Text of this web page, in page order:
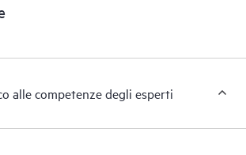
reciproca di tali prodotti. Con i nuovi
una richiesta di supporto, nonché accedere
è possibile accedere a risorse HPE utili
al cloud.
alle competenze degli esperti